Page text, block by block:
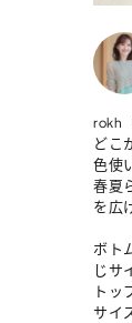
rokh
どこ
色使
春夏
を広
ボト
じサ
トッ
サイ